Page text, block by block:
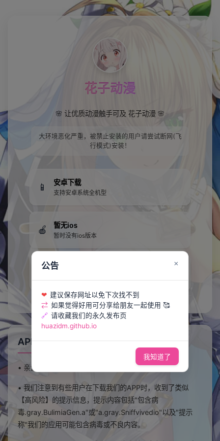
花子动漫
🌸 让优质动漫触手可及 花子动漫 🌸
大环境恶化严重，被禁止安装的用户请尝试断网(飞
行模式)安装！
📱 安卓下载
支持安卓系统全机型
🍎 暂无ios
暂时没有ios版本
🔒 断网安装教程
各品牌手机断网安装方法
APP下载说明
• 亲爱的花子动漫用户~
• 我们注意到有些用户在下载我们的APP时，收到了类似
【高风险】的提示信息，提示内容包括"包含病
毒.gray.BulimiaGen.a"或"a.gray.Sniffvivedio"以及"提示
称"我们的应用可能包含病毒或不良内容。
公告 ×
❤ 建议保存网址以免下次找不到
⇄ 如果觉得好用可分享给朋友一起使用 🥰
🔗 请收藏我们的永久发布页
huazidm.github.io
我知道了